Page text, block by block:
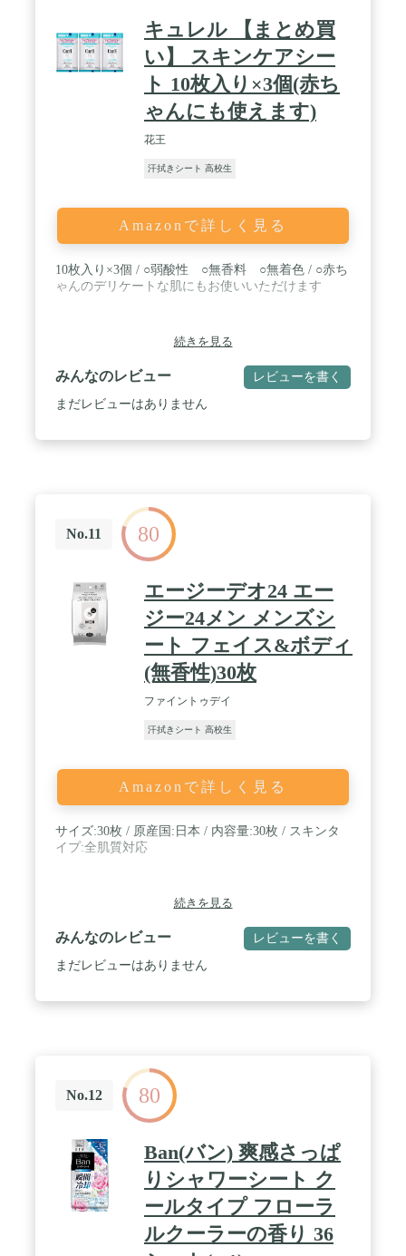
キュレル 【まとめ買
い】 スキンケアシー
ト 10枚入り×3個(赤ち
ゃんにも使えます)
花王
汗拭きシート 高校生
Amazonで詳しく見る
10枚入り×3個 / ○弱酸性 ○無香料 ○無着色 / ○赤ち
ゃんのデリケートな肌にもお使いいただけます
続きを見る
みんなのレビュー レビューを書く
まだレビューはありません
No.11 80
エージーデオ24 エー
ジー24メン メンズシ
ート フェイス&ボディ
(無香性)30枚
ファイントゥデイ
汗拭きシート 高校生
Amazonで詳しく見る
サイズ:30枚 / 原産国:日本 / 内容量:30枚 / スキンタ
イプ:全肌質対応
続きを見る
みんなのレビュー レビューを書く
まだレビューはありません
No.12 80
Ban(バン) 爽感さっぱ
りシャワーシート ク
ールタイプ フローラ
ルクーラーの香り 36